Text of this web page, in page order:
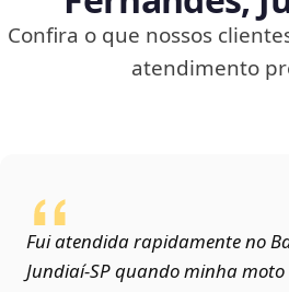
Confira o que nossos
atendimento
Fui atendida rapidamente no
Jundiaí‑SP quando minha